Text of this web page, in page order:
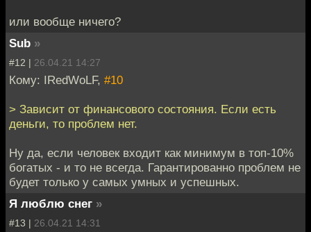
или вообще ничего?
Sub »
#12 | 26.04.21 14:27
Кому: IRedWoLF, #10
> Зависит от финансового состояния. Если есть
деньги, то проблем нет.
Ну да, если человек входит как минимум в топ-10%
богатых - и то не всегда. Гарантированно проблем не
будет только у самых умных и успешных.
Я люблю снег »
#13 | 26.04.21 14:31